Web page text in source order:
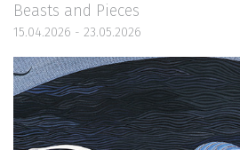
Beasts and Pieces
15.04.2026 - 23.05.2026